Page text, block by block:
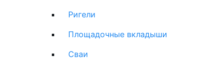
Ригели
Площадочные вкладыши
Сваи